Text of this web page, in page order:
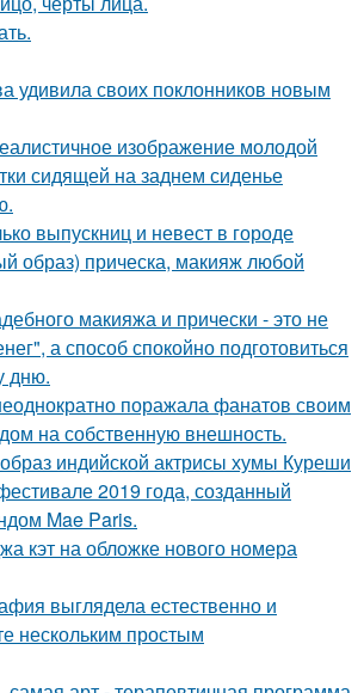
удивила своих поклонников новым
изображение молодой
сидящей на заднем сиденье
выпускниц и невест в городе
образ) прическа, макияж любой
макияжа и прически - это не
а способ спокойно подготовиться
дню.
поражала фанатов своим
на собственную внешность.
индийской актрисы хумы Куреши
2019 года, созданный
Mae Paris.
кэт на обложке нового номера
выглядела естественно и
нескольким простым